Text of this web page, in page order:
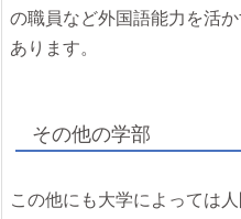
の職員など外国語能力を活
あります。
その他の学部
この他にも大学によっては